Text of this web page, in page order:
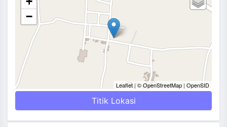
−
Leaflet| © OpenStreetMap| OpenSID
Titik Lokasi